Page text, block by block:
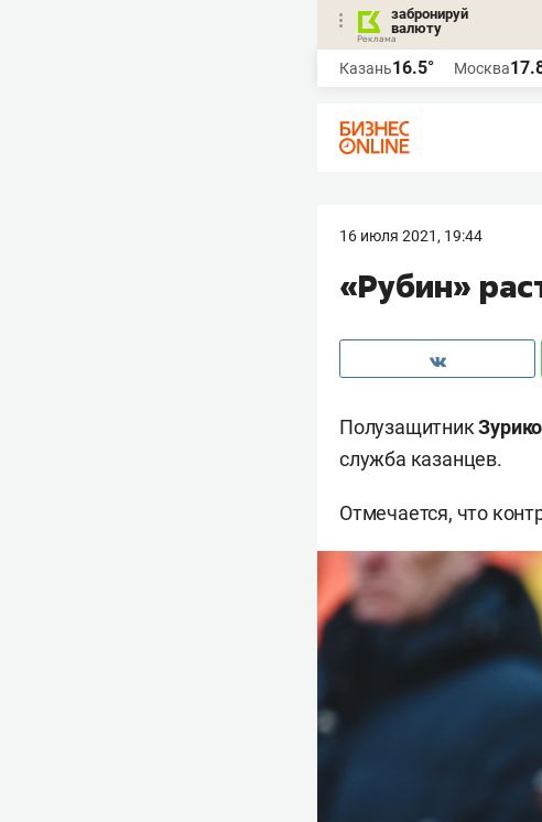
забронируй
валюту
Казань16.5° Москва
16 июля 2021, 19:44
«Рубин»
Полузащитник
служба казанцев.
Отмечается, что